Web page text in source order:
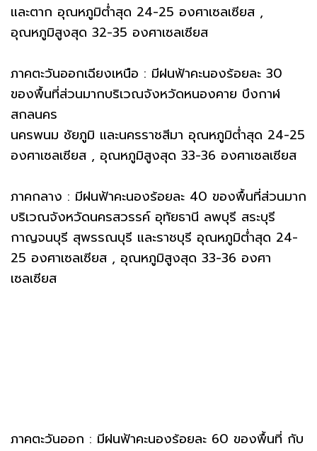
และตาก อุณหภูมิต่ำสุด 24-25 องศาเซลเซียส ,
อุณหภูมิสูงสุด 32-35 องศาเซลเซียส
ภาคตะวันออกเฉียงเหนือ : มีฝนฟ้าคะนองร้อยละ 30
ของพื้นที่ส่วนมากบริเวณจังหวัดหนองคาย บึงกาฬ
สกลนคร
นครพนม ชัยภูมิ และนครราชสีมา อุณหภูมิต่ำสุด 24-25
องศาเซลเซียส , อุณหภูมิสูงสุด 33-36 องศาเซลเซียส
ภาคกลาง : มีฝนฟ้าคะนองร้อยละ 40 ของพื้นที่ส่วนมาก
บริเวณจังหวัดนครสวรรค์ อุทัยธานี ลพบุรี สระบุรี
กาญจนบุรี สุพรรณบุรี และราชบุรี อุณหภูมิต่ำสุด 24-
25 องศาเซลเซียส , อุณหภูมิสูงสุด 33-36 องศา
เซลเซียส
ภาคตะวันออก : มีฝนฟ้าคะนองร้อยละ 60 ของพื้นที่ กับ